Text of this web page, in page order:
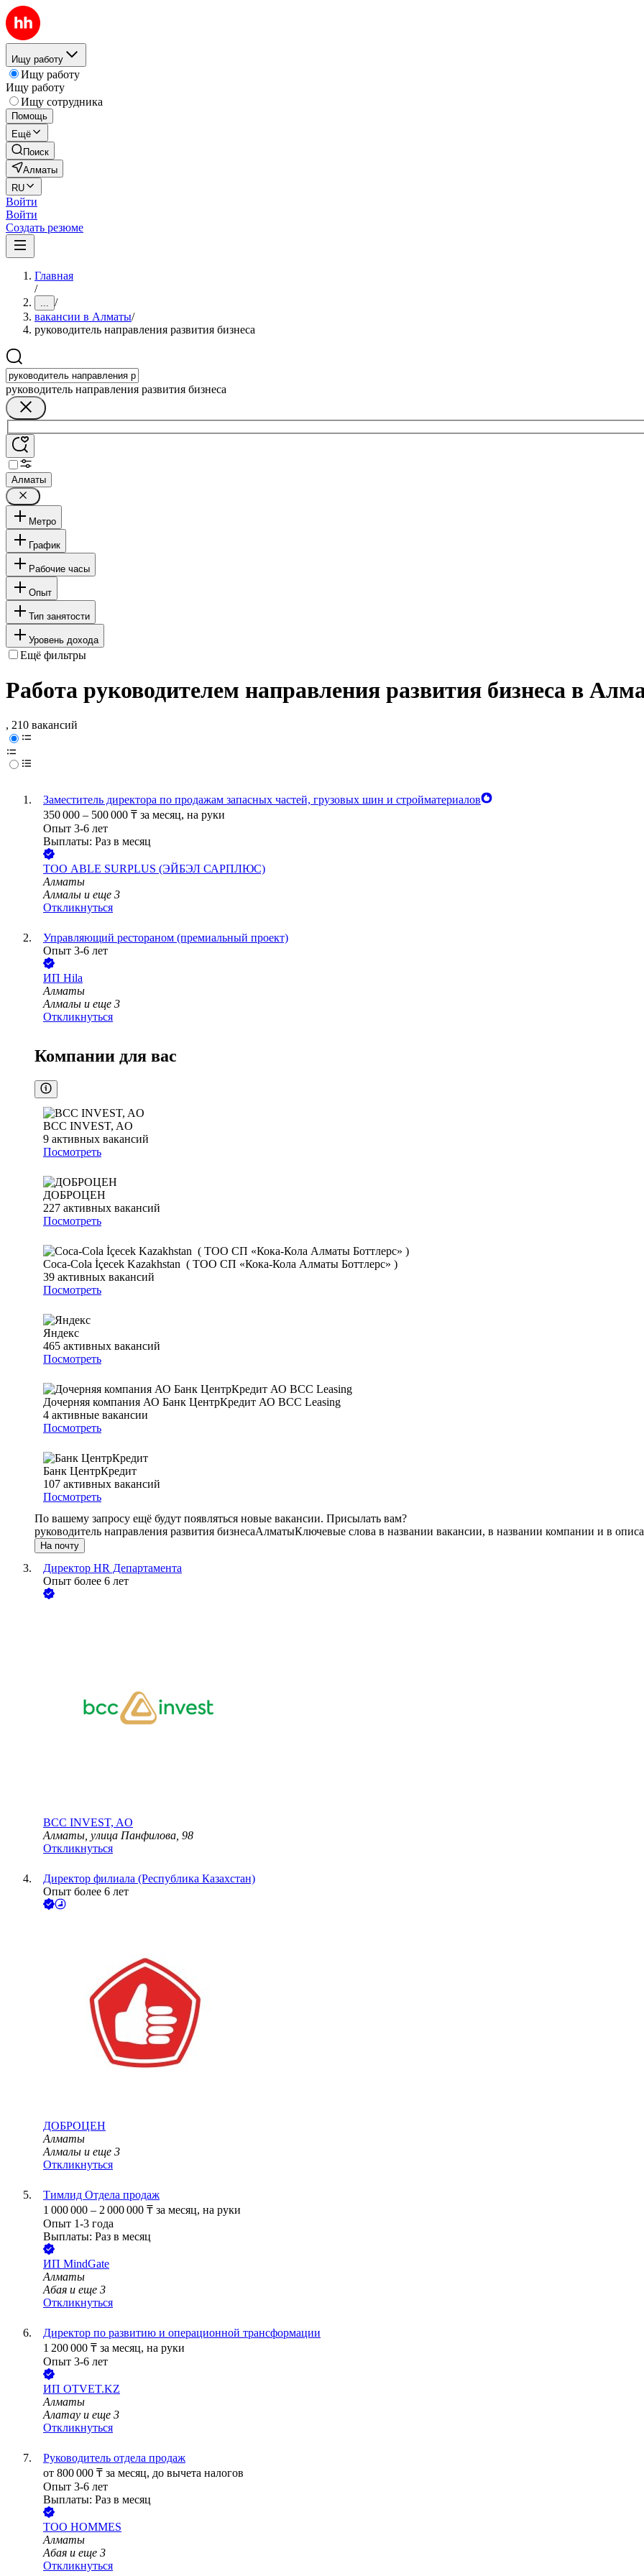
Ищу работу
Ищу работу
Ищу работу
Ищу сотрудника
Помощь
Ещё
Поиск
Алматы
RU
Войти
Войти
Создать резюме
Главная
/
... /
вакансии в Алматы/
руководитель направления развития бизнеса
руководитель направления развития бизнеса
Алматы
Метро
График
Рабочие часы
Опыт
Тип занятости
Уровень дохода
Ещё фильтры
Работа руководителем направления развития бизнеса в
, 210 вакансий
Заместитель директора по продажам запасных частей, грузовых шин и стройматериалов
350 000 – 500 000 ₸ за месяц, на руки
Опыт 3-6 лет
Выплаты: Раз в месяц
ТОО ABLE SURPLUS (ЭЙБЭЛ САРПЛЮС)
Алматы
Алмалы и еще 3
Откликнуться
Управляющий рестораном (премиальный проект)
Опыт 3-6 лет
ИП Hila
Алматы
Алмалы и еще 3
Откликнуться
Компании для вас
BCC INVEST, AO
9 активных вакансий
Посмотреть
ДОБРОЦЕН
227 активных вакансий
Посмотреть
Coca-Cola İçecek Kazakhstan ( ТОО СП «Кока-Кола Алматы Боттлерс» )
39 активных вакансий
Посмотреть
Яндекс
465 активных вакансий
Посмотреть
Дочерняя компания АО Банк ЦентрКредит АО BCC Leasing
4 активные вакансии
Посмотреть
Банк ЦентрКредит
107 активных вакансий
Посмотреть
По вашему запросу ещё будут появляться новые вакансии. Присылать вам?
руководитель направления развития бизнесаАлматыКлючевые слова в названии вакансии, в названии компании и в
На почту
Директор HR Департамента
Опыт более 6 лет
BCC INVEST, AO
Алматы, улица Панфилова, 98
Откликнуться
Директор филиала (Республика Казахстан)
Опыт более 6 лет
ДОБРОЦЕН
Алматы
Алмалы и еще 3
Откликнуться
Тимлид Отдела продаж
1 000 000 – 2 000 000 ₸ за месяц, на руки
Опыт 1-3 года
Выплаты: Раз в месяц
ИП MindGate
Алматы
Абая и еще 3
Откликнуться
Директор по развитию и операционной трансформации
1 200 000 ₸ за месяц, на руки
Опыт 3-6 лет
ИП OTVET.KZ
Алматы
Алатау и еще 3
Откликнуться
Руководитель отдела продаж
от 800 000 ₸ за месяц, до вычета налогов
Опыт 3-6 лет
Выплаты: Раз в месяц
ТОО HOMMES
Алматы
Абая и еще 3
Откликнуться